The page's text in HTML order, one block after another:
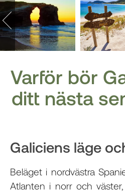
Varför bör
ditt nästa
Galiciens läge
Beläget i nordvästra
Atlanten i norr och